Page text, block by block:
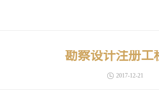
勘察设计注册工
2017-12-21